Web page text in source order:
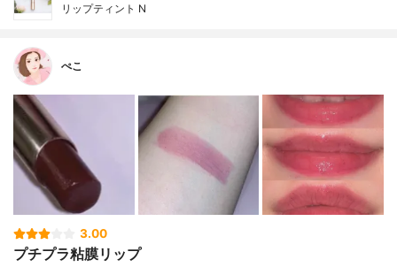
リップティント N
ぺこ
3.00
プチプラ粘膜リップ